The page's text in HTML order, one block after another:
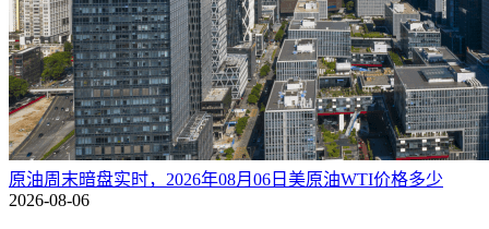
原油周末暗盘实时，2026年08月06日美原油WTI价格多少
2026-08-06